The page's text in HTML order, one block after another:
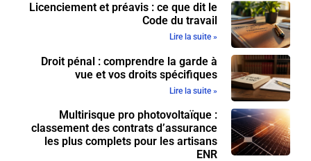
Licenciement et préavis : ce que dit le
Code du travail
Lire la suite »
Droit pénal : comprendre la garde à
vue et vos droits spécifiques
Lire la suite »
Multirisque pro photovoltaïque :
classement des contrats d’assurance
les plus complets pour les artisans
ENR